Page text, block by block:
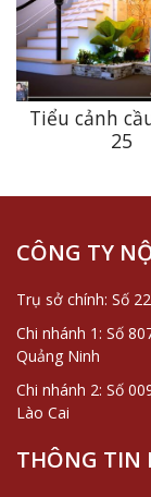
Tiểu cảnh
25
CÔNG TY
Trụ sở chính: Số
Chi nhánh 1: Số
Quảng Ninh
Chi nhánh 2: Số
Lào Cai
THÔNG TIN